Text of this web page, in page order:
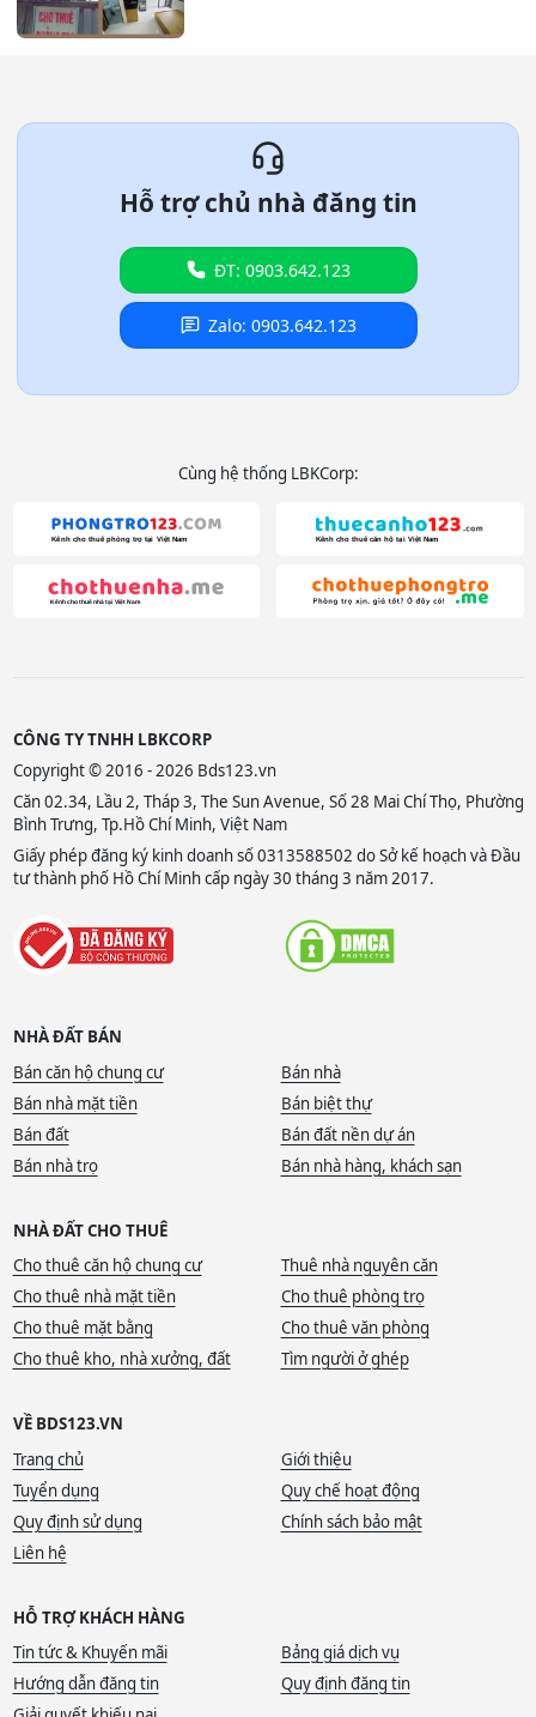
Hỗ trợ chủ nhà đăng tin
ĐT: 0903.642.123
Zalo: 0903.642.123
Cùng hệ thống LBKCorp:
CÔNG TY TNHH LBKCORP
Copyright © 2016 - 2026 Bds123.vn
Căn 02.34, Lầu 2, Tháp 3, The Sun Avenue, Số 28 Mai Chí Thọ, Phường
Bình Trưng, Tp.Hồ Chí Minh, Việt Nam
Giấy phép đăng ký kinh doanh số 0313588502 do Sở kế hoạch và Đầu
tư thành phố Hồ Chí Minh cấp ngày 30 tháng 3 năm 2017.
NHÀ ĐẤT BÁN
Bán căn hộ chung cư
Bán nhà
Bán nhà mặt tiền
Bán biệt thự
Bán đất
Bán đất nền dự án
Bán nhà trọ
Bán nhà hàng, khách sạn
NHÀ ĐẤT CHO THUÊ
Cho thuê căn hộ chung cư
Thuê nhà nguyên căn
Cho thuê nhà mặt tiền
Cho thuê phòng trọ
Cho thuê mặt bằng
Cho thuê văn phòng
Cho thuê kho, nhà xưởng, đất
Tìm người ở ghép
VỀ BDS123.VN
Trang chủ
Giới thiệu
Tuyển dụng
Quy chế hoạt động
Quy định sử dụng
Chính sách bảo mật
Liên hệ
HỖ TRỢ KHÁCH HÀNG
Tin tức & Khuyến mãi
Bảng giá dịch vụ
Hướng dẫn đăng tin
Quy định đăng tin